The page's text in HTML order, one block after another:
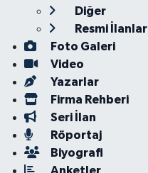
Diğer
Resmi İlanlar
Foto Galeri
Video
Yazarlar
Firma Rehberi
Seri İlan
Röportaj
Biyografi
Anketler